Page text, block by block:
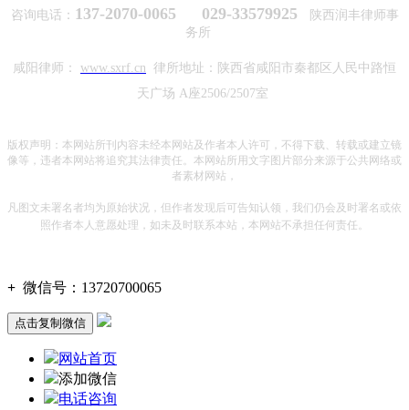
咨询电话： 137-2070-0065 029-33579925
陕西润丰律师事
务所
咸阳律师： www.sxrf.cn 律所地址：陕西省咸阳市秦都区人民中路恒
天广场 A座2506/2507室
版权声明：本网站所刊内容未经本网站及作者本人许可，不得下载、转载或建立镜
像等，违者本网站将追究其法律责任。本网站所用文字图片部分来源于公共网络或
者素材网站，
凡图文未署名者均为原始状况，但作者发现后可告知认领，我们仍会及时署名或依
照作者本人意愿处理，如未及时联系本站，本网站不承担任何责任。
+ 微信号： 13720700065
点击复制微信
网站首页
添加微信
电话咨询